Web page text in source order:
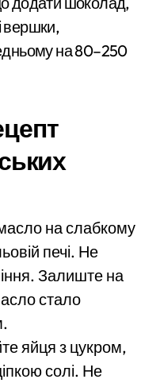
вершки,
на 80–250
на слабкому
печі. Не
Залиште на
стало
яйця з цукром,
солі. Не